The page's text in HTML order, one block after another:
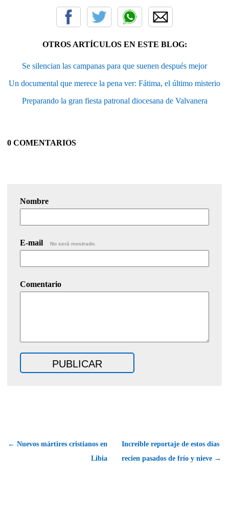
OTROS ARTÍCULOS EN ESTE BLOG:
Se silencian las campanas para que suenen después mejor
Un documental que merece la pena ver: Fátima, el último misterio
Preparando la gran fiesta patronal diocesana de Valvanera
0 COMENTARIOS
Nombre
E-mail No será mostrado.
Comentario
← Nuevos mártires cristianos en
Libia
Increible reportaje de estos días
recien pasados de frío y nieve →